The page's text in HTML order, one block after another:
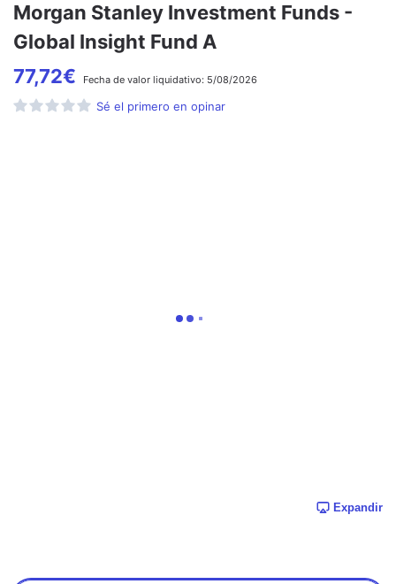
Morgan Stanley Investment Funds -
Global Insight Fund A
77,72€ Fecha de valor liquidativo: 5/08/2026
Sé el primero en opinar
Expandir